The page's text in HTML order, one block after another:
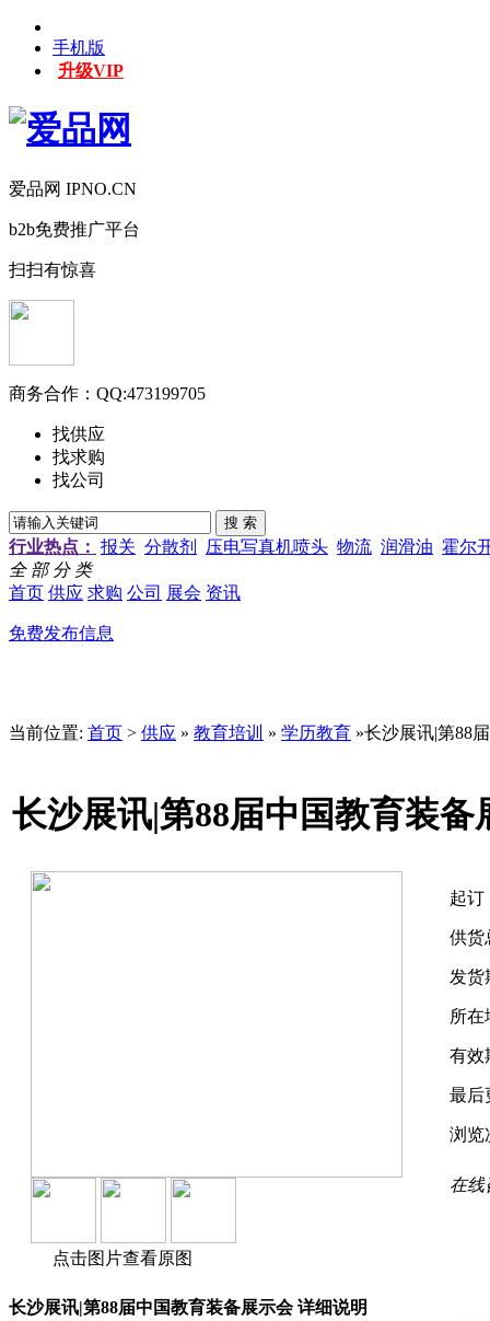
手机版
升级VIP
爱品网 IPNO.CN
b2b免费推广平台
扫扫有惊喜
商务合作： QQ:473199705
找供应
找求购
找公司
行业热点： 报关 分散剂 压电写真机喷头 物流 润滑油 霍尔
全 部 分 类
首页 供应 求购 公司 展会 资讯
免费发布信息
当前位置: 首页 > 供应 » 教育培训 » 学历教育 »长沙展讯|第88
长沙展讯|第88届中国教育装备
点击图片查看原图
起订
供货
发货
所在
有效
最后
浏览
在线
长沙展讯|第88届中国教育装备展示会 详细说明